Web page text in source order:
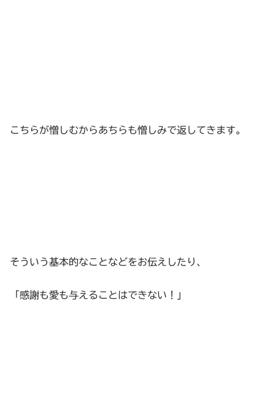
こちらが憎しむからあちらも憎しみで返してきます。
そういう基本的なことなどをお伝えしたり、
「感謝も愛も与えることはできない！」